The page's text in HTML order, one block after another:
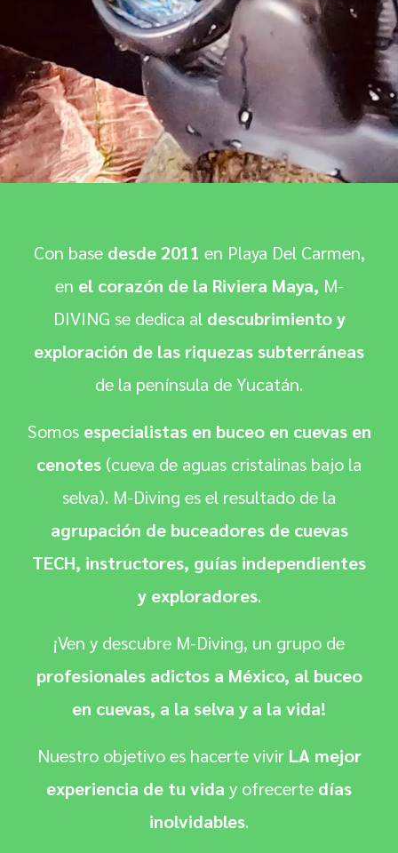
Con base desde 2011 en Playa Del Carmen,
en el corazón de la Riviera Maya, M-
DIVING se dedica al descubrimiento y
exploración de las riquezas subterráneas
de la península de Yucatán.
Somos especialistas en buceo en cuevas en
cenotes (cueva de aguas cristalinas bajo la
selva). M-Diving es el resultado de la
agrupación de buceadores de cuevas
TECH, instructores, guías independientes
y exploradores.
¡Ven y descubre M-Diving, un grupo de
profesionales adictos a México, al buceo
en cuevas, a la selva y a la vida!
Nuestro objetivo es hacerte vivir LA mejor
experiencia de tu vida y ofrecerte días
inolvidables.